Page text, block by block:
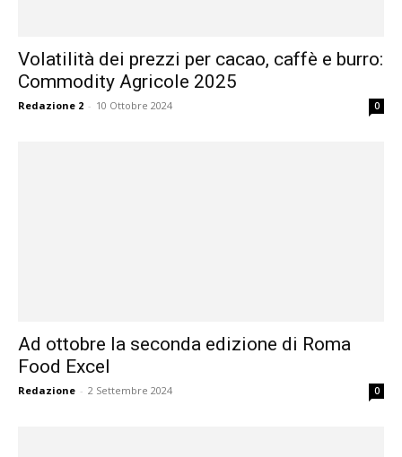
Volatilità dei prezzi per cacao, caffè e burro:
Commodity Agricole 2025
Redazione 2 - 10 Ottobre 2024 0
Ad ottobre la seconda edizione di Roma
Food Excel
Redazione - 2 Settembre 2024 0